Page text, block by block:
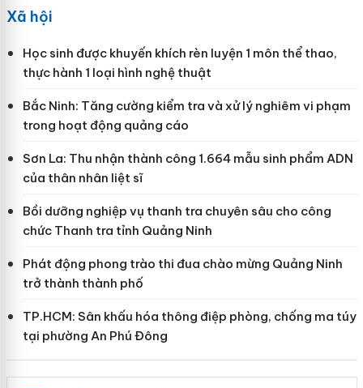
Xã hội
Học sinh được khuyến khích rèn luyện 1 môn thể thao,
thực hành 1 loại hình nghệ thuật
Bắc Ninh: Tăng cường kiểm tra và xử lý nghiêm vi phạm
trong hoạt động quảng cáo
Sơn La: Thu nhận thành công 1.664 mẫu sinh phẩm ADN
của thân nhân liệt sĩ
Bồi dưỡng nghiệp vụ thanh tra chuyên sâu cho công
chức Thanh tra tỉnh Quảng Ninh
Phát động phong trào thi đua chào mừng Quảng Ninh
trở thành thành phố
TP.HCM: Sân khấu hóa thông điệp phòng, chống ma túy
tại phường An Phú Đông